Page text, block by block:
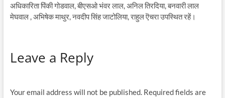
अधिकारिता पिंकी गोडवाल, बीएसओ भंवर लाल, अनिल तिरदिया, बनवारी लाल
मेघवाल , अभिषेक माथुर, नवदीप सिंह जाटोलिया, राहुल ऎचरा उपस्थित रहें।
Leave a Reply
Your email address will not be published. Required fields are